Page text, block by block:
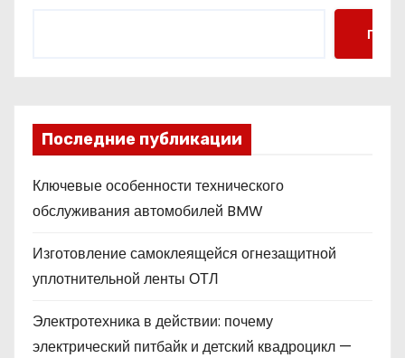
Поиск
Последние публикации
Ключевые особенности технического
обслуживания автомобилей BMW
Изготовление самоклеящейся огнезащитной
уплотнительной ленты ОТЛ
Электротехника в действии: почему
электрический питбайк и детский квадроцикл —